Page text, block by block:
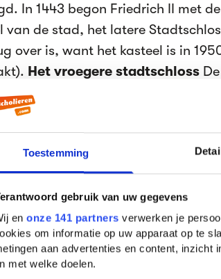
Toestemming
gebruik van uw gegevens
en onze 141 partners verwerken je
om informatie op uw apparaat op te
aan advertenties en content, inzicht
met welke doelen.
In 1443 begon Friedrich II met
van de stad, het latere
over is, want het kasteel is in
Het vroegere stadtschloss
van Frederik II zijn plan om
te maken. En de macht
in 1448 en in 1451 werd het slot
Als symbool van de macht der
beer van de heraldieke beer
keten en een hangslot om zijn
(Frederiks II zijn neef) die
zijn residentie en was de stad
Brandenburg.